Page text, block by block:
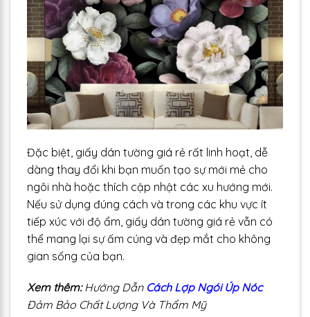
Đặc biệt, giấy dán tường giá rẻ rất linh hoạt, dễ
dàng thay đổi khi bạn muốn tạo sự mới mẻ cho
ngôi nhà hoặc thích cập nhật các xu hướng mới.
Nếu sử dụng đúng cách và trong các khu vực ít
tiếp xúc với độ ẩm, giấy dán tường giá rẻ vẫn có
thể mang lại sự ấm cúng và đẹp mắt cho không
gian sống của bạn.
Xem thêm:Hướng Dẫn Cách Lợp Ngói Úp Nóc
Đảm Bảo Chất Lượng Và Thẩm Mỹ